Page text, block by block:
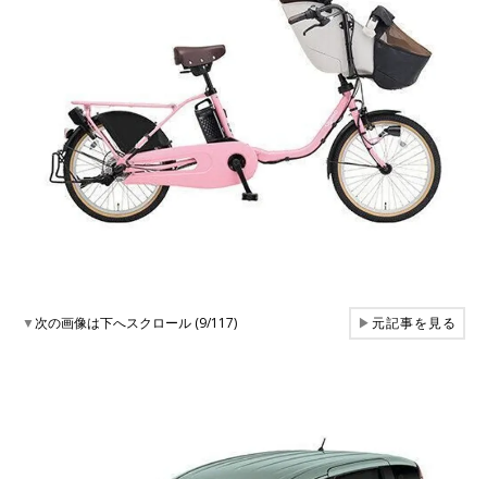
▼次の画像は下へスクロール (9/117) ▶元記事を見る